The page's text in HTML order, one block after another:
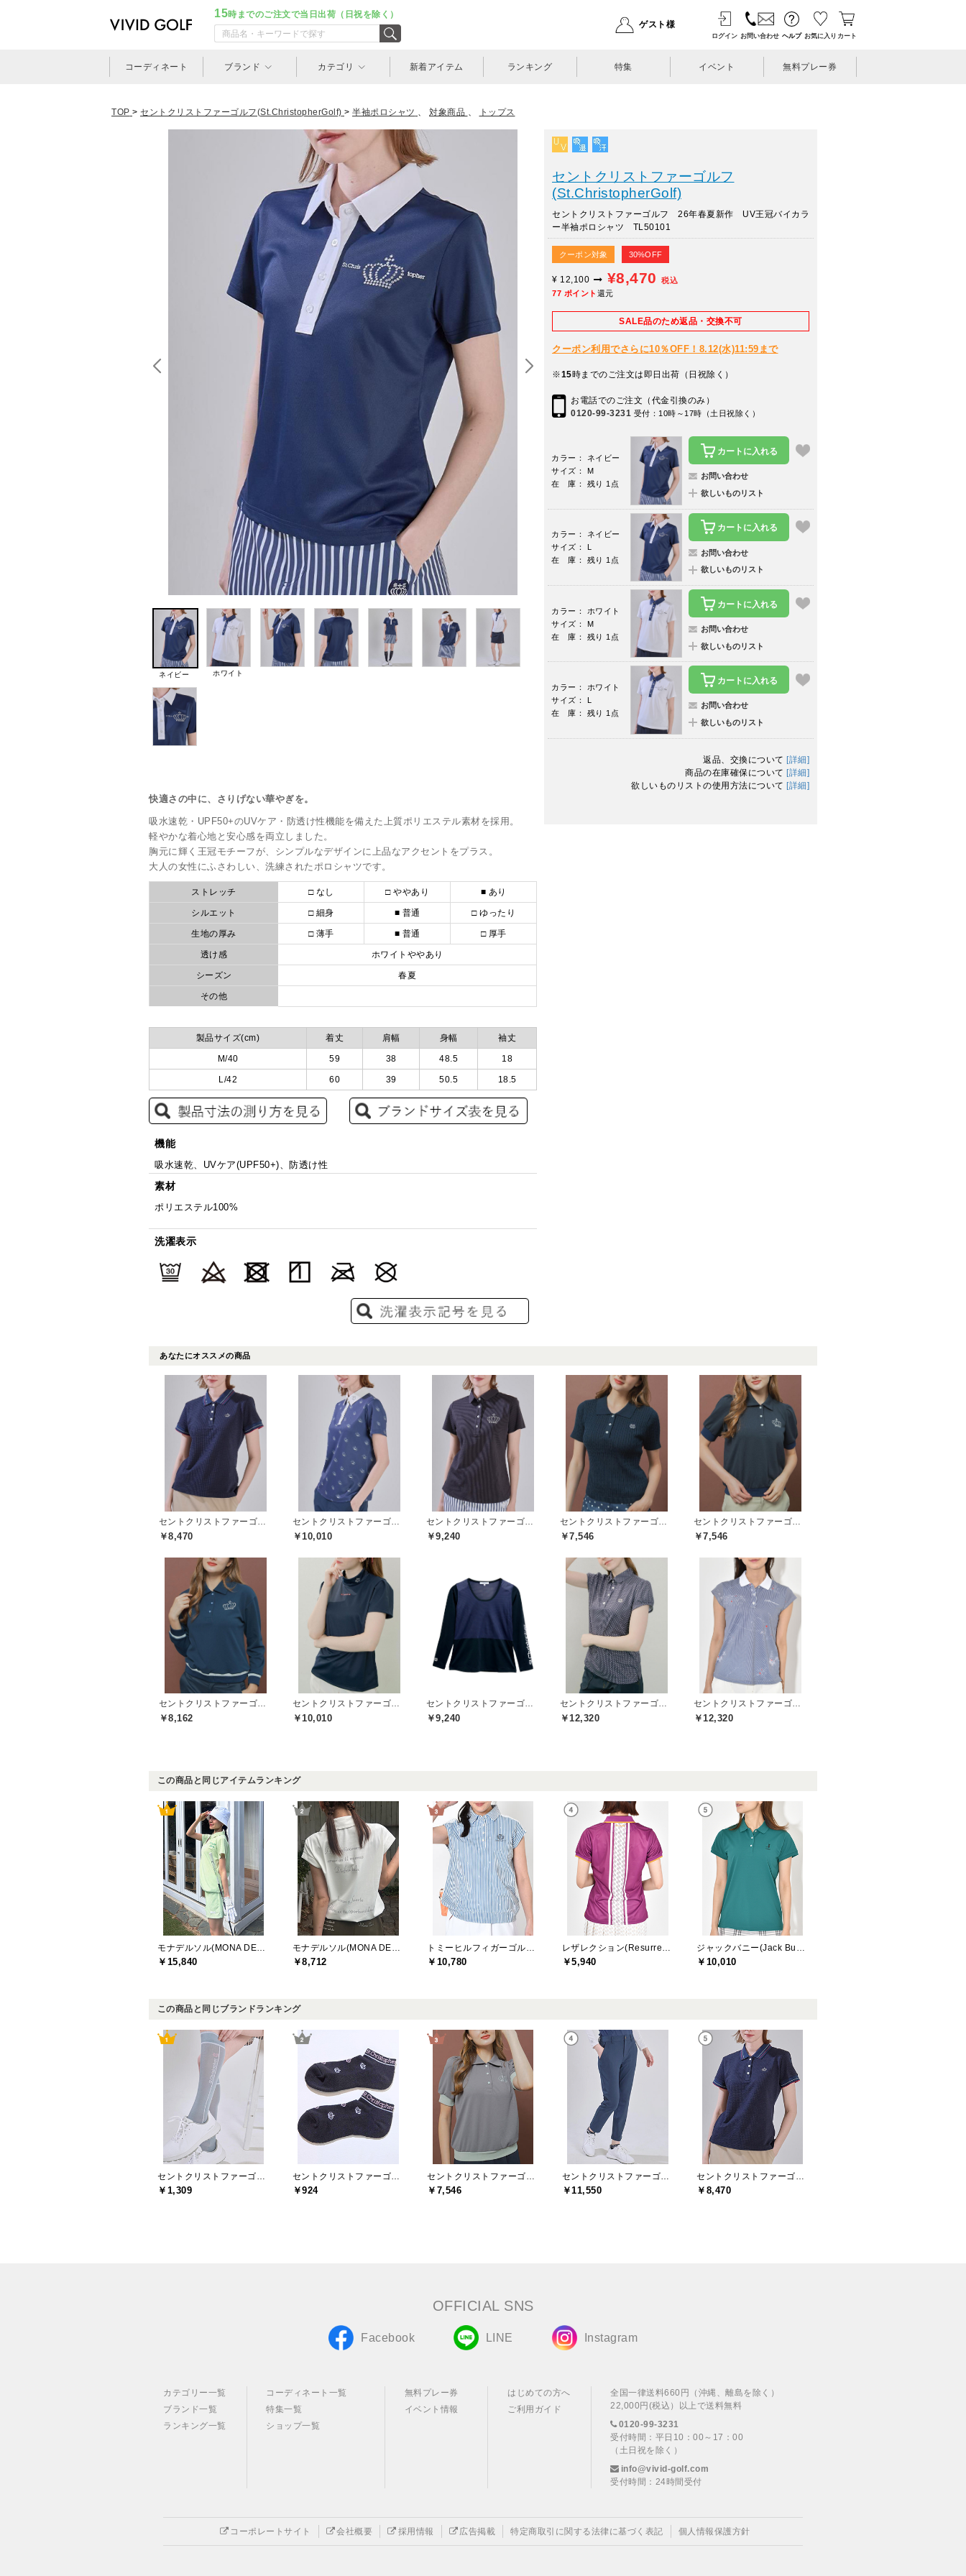
15時までのご注文で当日出荷（日祝を除く）
ゲスト様
ログイン お問い合わせ ヘルプ お気に入り カート
コーディネート ブランド カテゴリ 新着アイテム ランキング 特集 イベント 無料プレー券
TOP > セントクリストファーゴルフ(St.ChristopherGolf) > 半袖ポロシャツ 、 対象商品 、 トップス
ネイビー ホワイト
快適さの中に、さりげない華やぎを。
吸水速乾・UPF50+のUVケア・防透け性機能を備えた上質ポリエステル素材を採用。
軽やかな着心地と安心感を両立しました。
胸元に輝く王冠モチーフが、シンプルなデザインに上品なアクセントをプラス。
大人の女性にふさわしい、洗練されたポロシャツです。
ストレッチ □ なし □ ややあり ■ あり
シルエット □ 細身 ■ 普通 □ ゆったり
生地の厚み □ 薄手 ■ 普通 □ 厚手
透け感 ホワイトややあり
シーズン 春夏
その他
製品サイズ(cm) 着丈 肩幅 身幅 袖丈
M/40 59 38 48.5 18
L/42 60 39 50.5 18.5
機能
吸水速乾、UVケア(UPF50+)、防透け性
素材
ポリエステル100%
洗濯表示
セントクリストファーゴルフ
(St.ChristopherGolf)
セントクリストファーゴルフ 26年春夏新作 UV王冠バイカラ
ー半袖ポロシャツ TL50101
クーポン対象 30%OFF
¥ 12,100 ¥8,470
税込
77 ポイント 還元
SALE品のため返品・交換不可
クーポン利用でさらに10％OFF！8.12(水)11:59まで
※15時までのご注文は即日出荷（日祝除く）
お電話でのご注文（代金引換のみ）
0120-99-3231 受付：10時～17時（土日祝除く）
カラー： ネイビー
サイズ： M
在 庫： 残り 1点
カートに入れる
お問い合わせ
欲しいものリスト
カラー： ネイビー
サイズ： L
在 庫： 残り 1点
カートに入れる
お問い合わせ
欲しいものリスト
カラー： ホワイト
サイズ： M
在 庫： 残り 1点
カートに入れる
お問い合わせ
欲しいものリスト
カラー： ホワイト
サイズ： L
在 庫： 残り 1点
カートに入れる
お問い合わせ
欲しいものリスト
返品、交換について [詳細]
商品の在庫確保について [詳細]
欲しいものリストの使用方法について [詳細]
あなたにオススメの商品
￥8,470 ￥10,010 ￥9,240 ￥7,546 ￥7,546
￥8,162 ￥10,010 ￥9,240 ￥12,320 ￥12,320
この商品と同じアイテムランキング
￥15,840 ￥8,712 ￥10,780 ￥5,940 ￥10,010
この商品と同じブランドランキング
￥1,309 ￥924 ￥7,546 ￥11,550 ￥8,470
OFFICIAL SNS
Facebook LINE Instagram
カテゴリー一覧
ブランド一覧
ランキング一覧
コーディネート一覧
特集一覧
ショップ一覧
無料プレー券
イベント情報
はじめての方へ
ご利用ガイド
全国一律送料660円（沖縄、離島を除く）
22,000円(税込）以上で送料無料
0120-99-3231
受付時間：平日10：00～17：00
（土日祝を除く）
info@vivid-golf.com
受付時間：24時間受付
コーポレートサイト 会社概要 採用情報 広告掲載 特定商取引に関する法律に基づく表記 個人情報保護方針